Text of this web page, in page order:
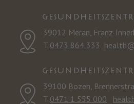
39012 Meran, Franz-
T 0473 864 333
39100 Bozen,
T 0471 1 555 000